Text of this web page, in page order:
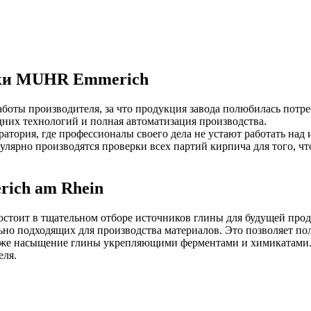
MUHR Emmerich
производителя, за что продукция завода полюбилась
технологий и полная автоматизация производства.
где профессионалы своего дела не устают работать
производятся проверки всех партий кирпича для того,
am Rhein
в тщательном отборе источников глины для будущей
подходящих для производства материалов. Это позволяет
насыщение глины укрепляющими ферментами и